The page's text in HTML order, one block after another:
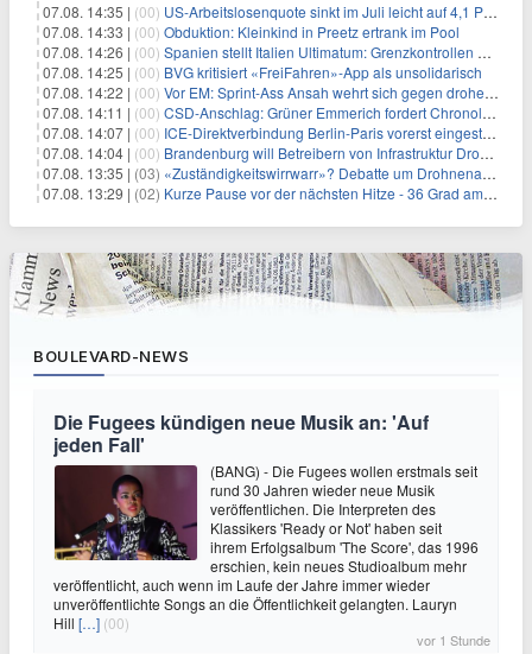
07.08. 14:35 | (00) US-Arbeitslosenquote sinkt im Juli leicht auf 4,1 Prozent
07.08. 14:33 | (00) Obduktion: Kleinkind in Preetz ertrank im Pool
07.08. 14:26 | (00) Spanien stellt Italien Ultimatum: Grenzkontrollen beenden
07.08. 14:25 | (00) BVG kritisiert «FreiFahren»-App als unsolidarisch
07.08. 14:22 | (00) Vor EM: Sprint-Ass Ansah wehrt sich gegen drohende Sperre
07.08. 14:11 | (00) CSD-Anschlag: Grüner Emmerich fordert Chronologie von Dobrindt
07.08. 14:07 | (00) ICE-Direktverbindung Berlin-Paris vorerst eingestellt
07.08. 14:04 | (00) Brandenburg will Betreibern von Infrastruktur Drohnenabwehr erlauben
07.08. 13:35 | (03) «Zuständigkeitswirrwarr»? Debatte um Drohnenabwehr entbrannt
07.08. 13:29 | (02) Kurze Pause vor der nächsten Hitze - 36 Grad am Wochenende
BOULEVARD-NEWS
Die Fugees kündigen neue Musik an: 'Auf
jeden Fall'
(BANG) - Die Fugees wollen erstmals seit
rund 30 Jahren wieder neue Musik
veröffentlichen. Die Interpreten des
Klassikers 'Ready or Not' haben seit
ihrem Erfolgsalbum 'The Score', das 1996
erschien, kein neues Studioalbum mehr
veröffentlicht, auch wenn im Laufe der Jahre immer wieder
unveröffentlichte Songs an die Öffentlichkeit gelangten. Lauryn
Hill […] (00)
vor 1 Stunde